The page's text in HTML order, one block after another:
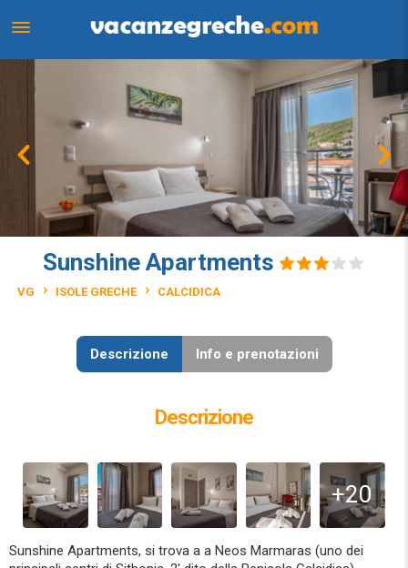
Sunshine Apartments
VG ISOLE GRECHE CALCIDICA
Descrizione Info e prenotazioni
Descrizione
+20
Sunshine Apartments, si trova a a Neos Marmaras (uno dei